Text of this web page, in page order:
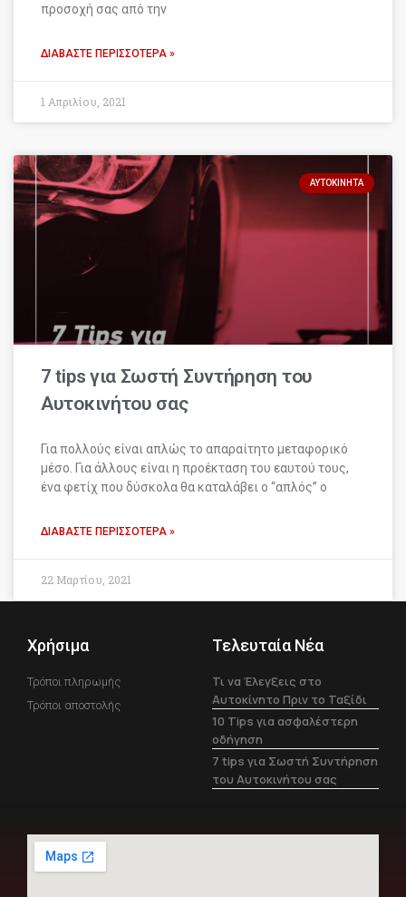
προσοχή σας από την
ΔΙΑΒΆΣΤΕ ΠΕΡΙΣΣΌΤΕΡΑ »
1 Απριλίου, 2021
ΑΥΤΟΚΊΝΗΤΑ
7 tips για Σωστή Συντήρηση του
Αυτοκινήτου σας
Για πολλούς είναι απλώς το απαραίτητο μεταφορικό
μέσο. Για άλλους είναι η προέκταση του εαυτού τους,
ένα φετίχ που δύσκολα θα καταλάβει ο “απλός” ο
ΔΙΑΒΆΣΤΕ ΠΕΡΙΣΣΌΤΕΡΑ »
22 Μαρτίου, 2021
Χρήσιμα
Τρόποι πληρωμής
Τρόποι αποστολής
Τελευταία Νέα
Τι να Έλεγξεις στο
Αυτοκίνητο Πριν το Ταξίδι
10 Tips για ασφαλέστερη
οδήγηση
7 tips για Σωστή Συντήρηση
του Αυτοκινήτου σας